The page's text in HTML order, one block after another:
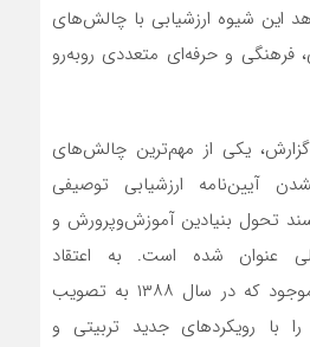
این شیوه ارزشیابی با چالش‌های
فرهنگی و حرفه‌ای متعددی روبه‌رو
یکی از مهم‌ترین چالش‌های
آیین‌نامه ارزشیابی توصیفی
تحول بنیادین آموزش‌وپرورش و
عنوان شده است. به اعتقاد
پژوهشگران، آیین‌نامه موجود که در سال ۱۳۸۸ به تصویب
با رویکردهای جدید تربیتی و